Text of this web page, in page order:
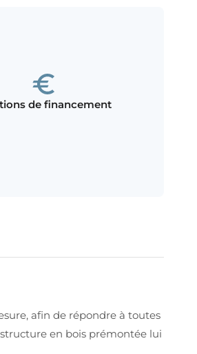
de financement
afin de répondre à toutes
en bois prémontée lui